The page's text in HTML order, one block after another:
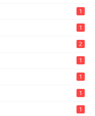
1
1
2
1
1
1
1